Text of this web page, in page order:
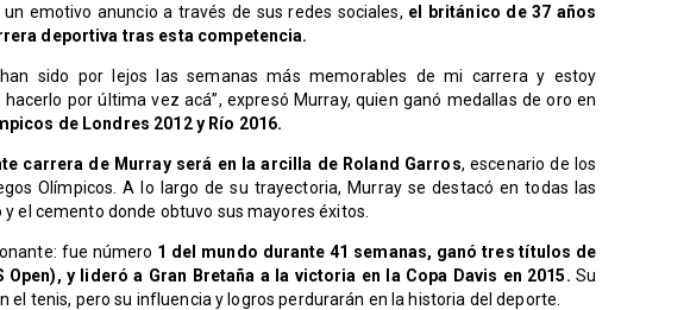
emotivo anuncio a través de sus redes sociales, el británico de 37 años
deportiva tras esta competencia.
sido por lejos las semanas más memorables de mi carrera y estoy
por última vez acá”, expresó Murray, quien ganó medallas de oro en
de Londres 2012 y Río 2016.
carrera de Murray será en la arcilla de Roland Garros, escenario de los
Olímpicos. A lo largo de su trayectoria, Murray se destacó en todas las
el cemento donde obtuvo sus mayores éxitos.
fue número 1 del mundo durante 41 semanas, ganó tres títulos de
Open), y lideró a Gran Bretaña a la victoria en la Copa Davis en 2015. Su
el tenis, pero su influencia y logros perdurarán en la historia del deporte.